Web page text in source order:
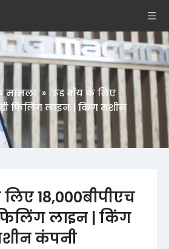
मामला » रूड बॉय के लिए
फिलिंग लाइन | किंग मशीन
18,000बीपीएच
लाइन | किंग
कंपनी